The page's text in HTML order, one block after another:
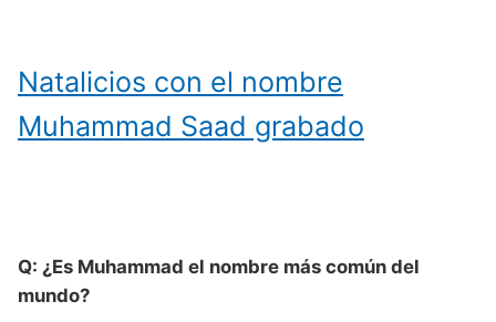
Natalicios con el nombre
Muhammad Saad grabado
Q: ¿Es Muhammad el nombre más común del
mundo?